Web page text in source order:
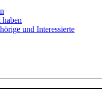
und Interessierte